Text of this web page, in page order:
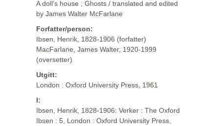
A doll's house ; Ghosts / translated and edited
by James Walter McFarlane
Forfatter/person:
Ibsen, Henrik, 1828-1906 (forfatter)
MacFarlane, James Walter, 1920-1999
(oversetter)
Utgitt:
London : Oxford University Press, 1961
I:
Ibsen, Henrik, 1828-1906: Verker : The Oxford
Ibsen : 5, London : Oxford University Press,